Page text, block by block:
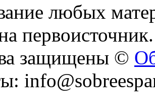
любых
первоисточник.
защищены ©